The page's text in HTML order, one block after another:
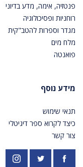
פנטזיה, אימה, מדע בדיוני
רוחניות ופסיכולוגיה
מגדר וספרות להטב"קית
מלח מים
פואנטה
מידע נוסף
תנאי שימוש
כיצד לקרוא ספר דיגיטלי
צור קשר
פייסבוק